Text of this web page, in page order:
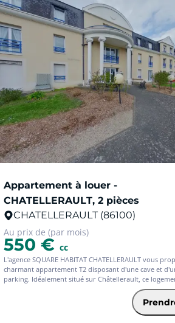
Appartement à louer -
CHATELLERAULT, 2 pièces
CHATELLERAULT (86100)
Au prix de (par mois)
550 € cc
L'agence SQUARE HABITAT CHATELLERAULT vous
charmant appartement T2 disposant d'une cave et
parking. Idéalement situé sur Châtellerault, ce
entrée avec placard, une cuisine équipée ouverte sur
une chambre avec placard, une salle d'eau avec placard,
l'offre Jeune de l'assurance habitation PACIFICA,
556? (offre ponctuelle de 3 mois d'assurance offerts)*